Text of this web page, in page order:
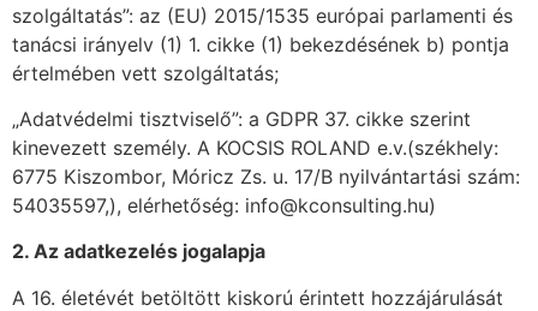
szolgáltatás”: az (EU) 2015/1535 európai parlamenti és
tanácsi irányelv (1) 1. cikke (1) bekezdésének b) pontja
értelmében vett szolgáltatás;
„Adatvédelmi tisztviselő”: a GDPR 37. cikke szerint
kinevezett személy. A KOCSIS ROLAND e.v.(székhely:
6775 Kiszombor, Móricz Zs. u. 17/B nyilvántartási szám:
54035597,), elérhetőség: info@kconsulting.hu)
2. Az adatkezelés jogalapja
A 16. életévét betöltött kiskorú érintett hozzájárulását